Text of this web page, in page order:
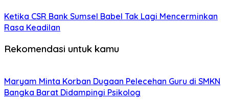
Ketika CSR Bank Sumsel Babel Tak Lagi Mencerminkan
Rasa Keadilan
Rekomendasi untuk kamu
Maryam Minta Korban Dugaan Pelecehan Guru di SMKN
Bangka Barat Didampingi Psikolog